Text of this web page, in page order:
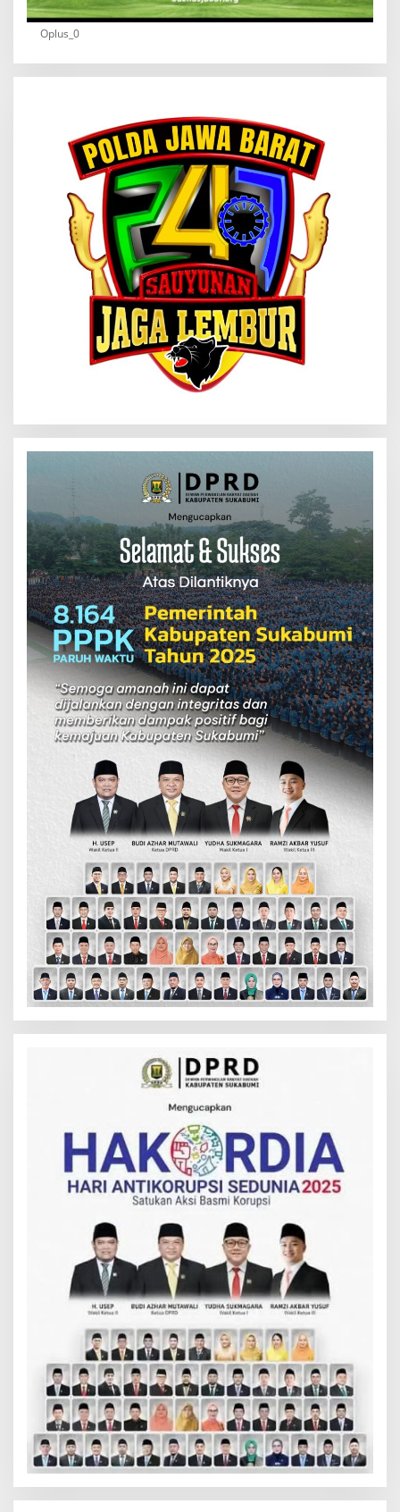
Oplus_0